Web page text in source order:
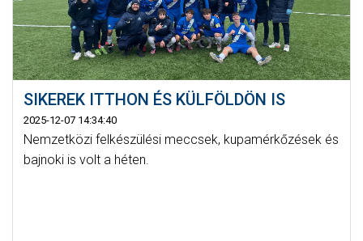
SIKEREK ITTHON ÉS KÜLFÖLDÖN IS
2025-12-07 14:34:40
Nemzetközi felkészülési meccsek, kupamérkőzések és
bajnoki is volt a héten.